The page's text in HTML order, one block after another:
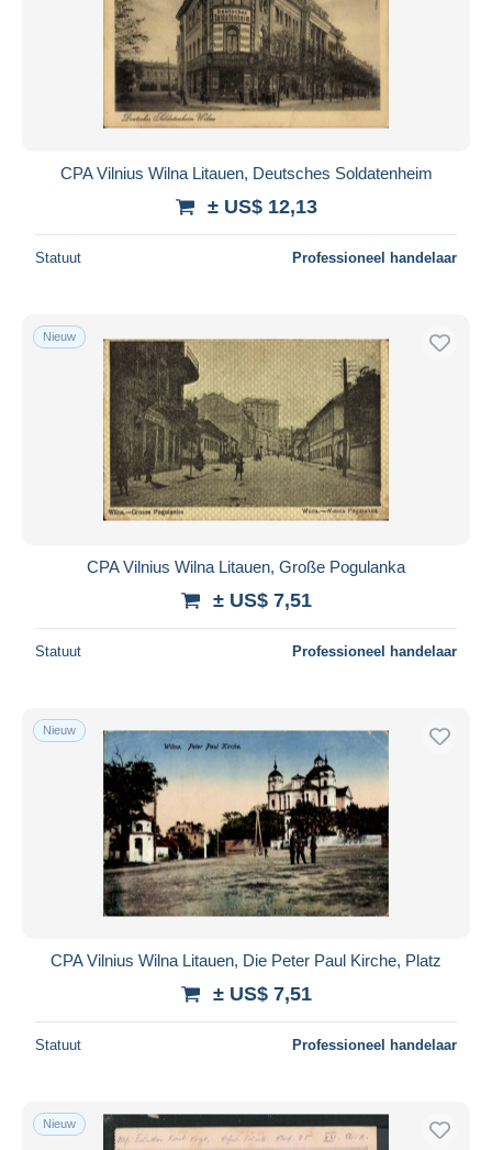
CPA Vilnius Wilna Litauen, Deutsches Soldatenheim
± US$ 12,13
Statuut Professioneel handelaar
Nieuw
CPA Vilnius Wilna Litauen, Große Pogulanka
± US$ 7,51
Statuut Professioneel handelaar
Nieuw
CPA Vilnius Wilna Litauen, Die Peter Paul Kirche, Platz
± US$ 7,51
Statuut Professioneel handelaar
Nieuw